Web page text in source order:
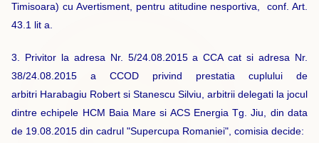
Timisoara) cu Avertisment, pentru atitudine nesportiva, conf. Art.
43.1 lit a.
3. Privitor la adresa Nr. 5/24.08.2015 a CCA cat si adresa Nr.
38/24.08.2015 a CCOD privind prestatia cuplului de
arbitri Harabagiu Robert si Stanescu Silviu, arbitrii delegati la jocul
dintre echipele HCM Baia Mare si ACS Energia Tg. Jiu, din data
de 19.08.2015 din cadrul "Supercupa Romaniei", comisia decide: